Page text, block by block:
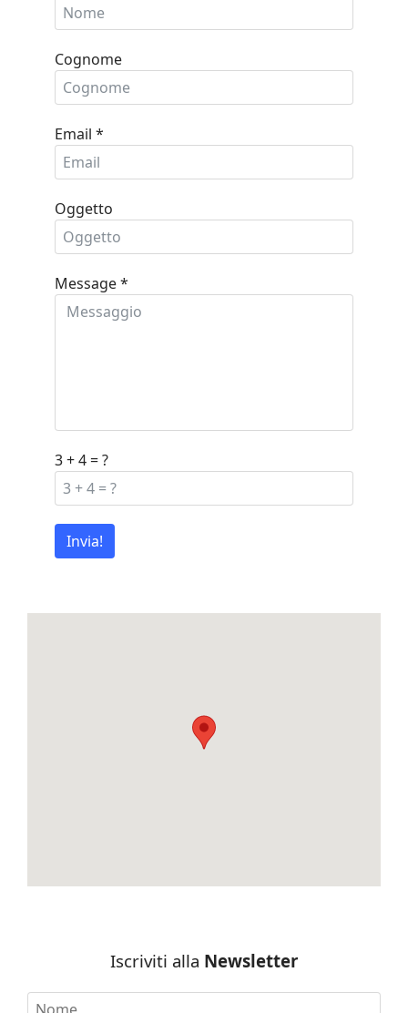
Cognome
Email *
Oggetto
Message*
3 + 4 = ?
Invia!
Iscriviti alla Newsletter